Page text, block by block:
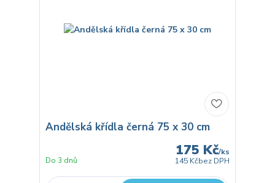
Andělská křídla černá 75 x 30 cm
175 Kč/ks
145 Kčbez DPH
Do 3 dnů